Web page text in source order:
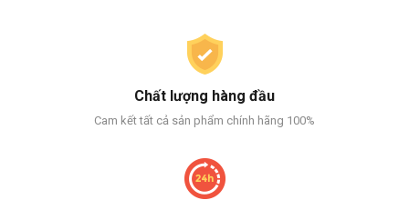
Chất lượng hàng đầu
Cam kết tất cả sản phẩm chính hãng 100%